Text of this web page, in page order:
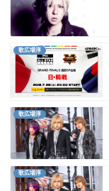
歌広場淳
歌広場淳
歌広場淳